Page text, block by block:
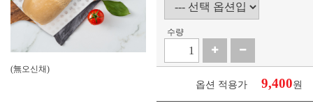
(無오신채)
수량
옵션 적용가 9,400원